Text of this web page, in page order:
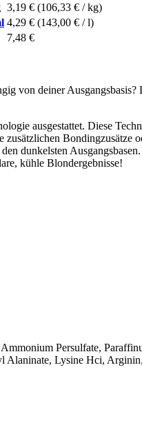
3,19 € (106,33 € / kg)
4,29 € (143,00 € / l)
7,48 €
von deiner Ausgangsbasis?
ausgestattet. Diese
zusätzlichen Bondingzusätze
dunkelsten
kühle Blondergebnisse!
Persulfate,
Lysine Hci,